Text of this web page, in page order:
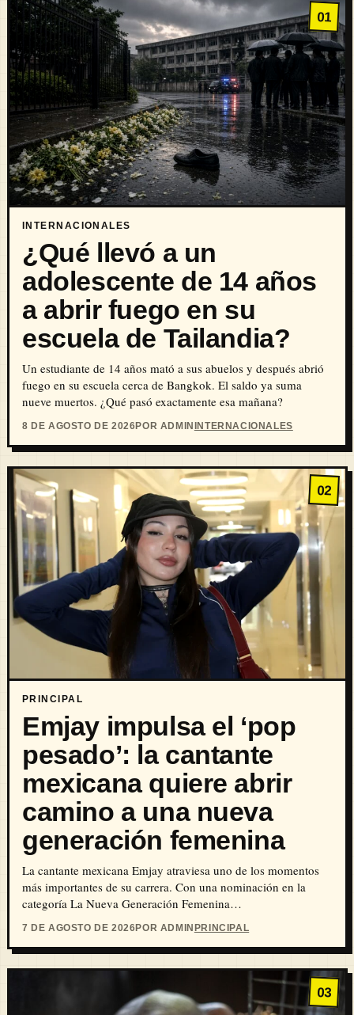
01
INTERNACIONALES
¿Qué llevó a un
adolescente de 14 años
a abrir fuego en su
escuela de Tailandia?
Un estudiante de 14 años mató a sus abuelos y después abrió
fuego en su escuela cerca de Bangkok. El saldo ya suma
nueve muertos. ¿Qué pasó exactamente esa mañana?
8 DE AGOSTO DE 2026POR ADMIN INTERNACIONALES
02
PRINCIPAL
Emjay impulsa el ‘pop
pesado’: la cantante
mexicana quiere abrir
camino a una nueva
generación femenina
La cantante mexicana Emjay atraviesa uno de los momentos
más importantes de su carrera. Con una nominación en la
categoría La Nueva Generación Femenina…
7 DE AGOSTO DE 2026POR ADMIN PRINCIPAL
03